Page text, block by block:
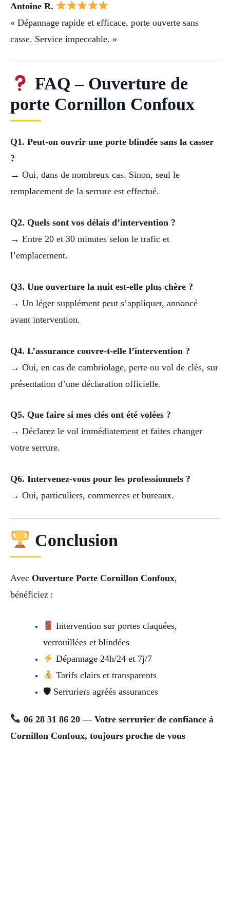
Antoine R.
« Dépannage rapide et efficace, porte ouverte sans
casse. Service impeccable. »
FAQ – Ouverture de
porte Cornillon Confoux
Q1. Peut-on ouvrir une porte blindée sans la casser
?
→ Oui, dans de nombreux cas. Sinon, seul le
remplacement de la serrure est effectué.
Q2. Quels sont vos délais d’intervention ?
→ Entre 20 et 30 minutes selon le trafic et
l’emplacement.
Q3. Une ouverture la nuit est-elle plus chère ?
→ Un léger supplément peut s’appliquer, annoncé
avant intervention.
Q4. L’assurance couvre-t-elle l’intervention ?
→ Oui, en cas de cambriolage, perte ou vol de clés, sur
présentation d’une déclaration officielle.
Q5. Que faire si mes clés ont été volées ?
→ Déclarez le vol immédiatement et faites changer
votre serrure.
Q6. Intervenez-vous pour les professionnels ?
→ Oui, particuliers, commerces et bureaux.
Conclusion
Avec Ouverture Porte Cornillon Confoux,
bénéficiez :
Intervention sur portes claquées,
verrouillées et blindées
Dépannage 24h/24 et 7j/7
Tarifs clairs et transparents
🛡 Serruriers agréés assurances
06 28 31 86 20 — Votre serrurier de confiance à
Cornillon Confoux, toujours proche de vous